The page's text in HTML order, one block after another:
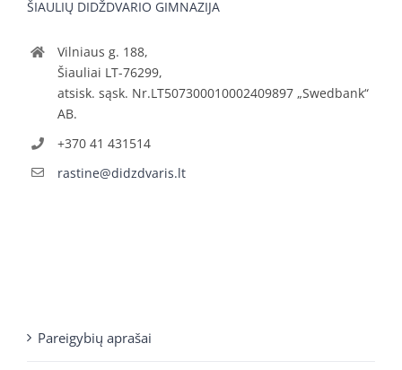
ŠIAULIŲ DIDŽDVARIO GIMNAZIJA
Vilniaus g. 188,
Šiauliai LT-76299,
atsisk. sąsk. Nr.LT507300010002409897 „Swedbank“
AB.
+370 41 431514
rastine@didzdvaris.lt
Pareigybių aprašai